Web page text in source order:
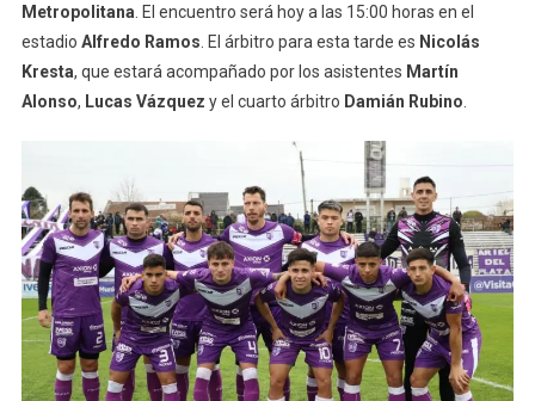
Metropolitana . El encuentro será hoy a las 15:00 horas en el
estadio Alfredo Ramos . El árbitro para esta tarde es Nicolás
Kresta, que estará acompañado por los asistentes Martín
Alonso, Lucas Vázquez y el cuarto árbitro Damián Rubino